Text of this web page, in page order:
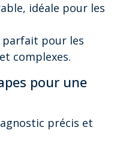
idéale pour les
parfait pour les
complexes.
pour une
précis et